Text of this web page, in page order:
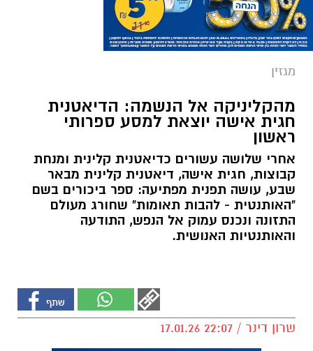
מגזין
מהקליניקה אל הנשמה: הדיאטנית
חגית אישה יוצאת למסע ספרותי
ראשון
אחרי שלושה עשורים כדיאטנית קלינית ומנחת
קבוצות, חגית אישה, דיאטנית קלינית מבאר
שבע, עושה תפנית מפתיעה: ספר ביכורים בשם
"האותנטית - להבות תאומות" שחורג מעולם
התזונה ונכנס עמוק אל הנפש, התודעה
והאותנטיות האנושית.
שרון דינר / 22:07 17.01.26